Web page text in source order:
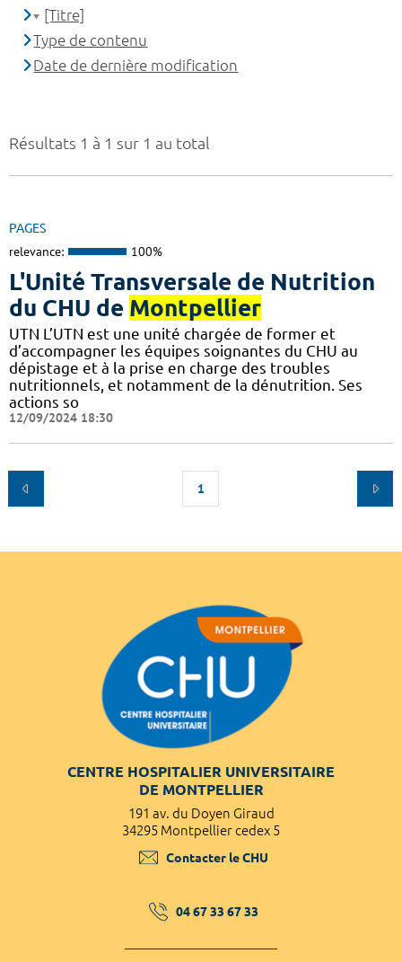
Résultats 1 à 1 sur 1 au total
PAGES
relevance: 100%
L'Unité Transversale de Nutrition
du CHU de Montpellier
UTN L’UTN est une unité chargée de former et
d’accompagner les équipes soignantes du CHU au
dépistage et à la prise en charge des troubles
nutritionnels, et notamment de la dénutrition. Ses
actions so
12/09/2024 18:30
1
[Titre]
Type de contenu
Date de dernière modification
CENTRE HOSPITALIER UNIVERSITAIRE
DE MONTPELLIER
191 av. du Doyen Giraud
34295 Montpellier cedex 5
Contacter le CHU
04 67 33 67 33